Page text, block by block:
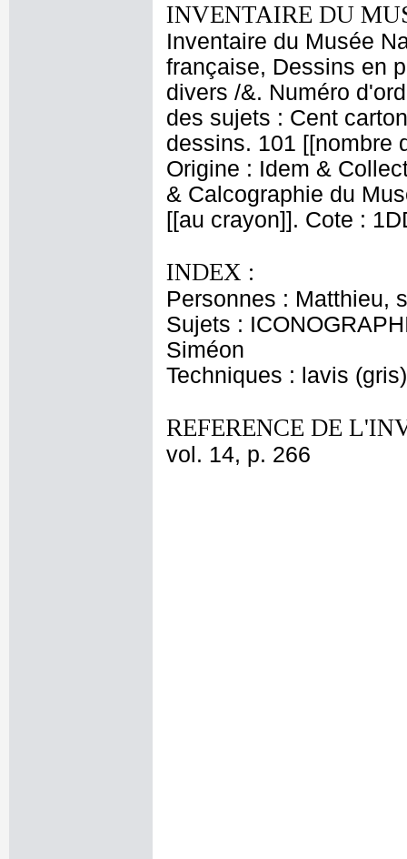
INVENTAIRE DU
Inventaire du Musée
française, Dessins en
divers /&. Numéro
des sujets : Cent
dessins. 101 [[nombre
Origine : Idem &
& Calcographie du
[[au crayon]]. Cote :
INDEX :
Personnes : Matthieu,
Sujets :
Siméon
Techniques : lavis
REFERENCE DE
vol. 14, p. 266